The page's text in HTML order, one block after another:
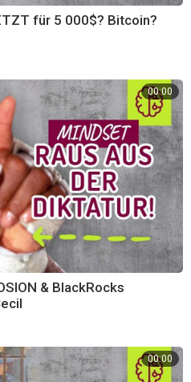
für 5 000$? Bitcoin?
00:00
& BlackRocks
00:00